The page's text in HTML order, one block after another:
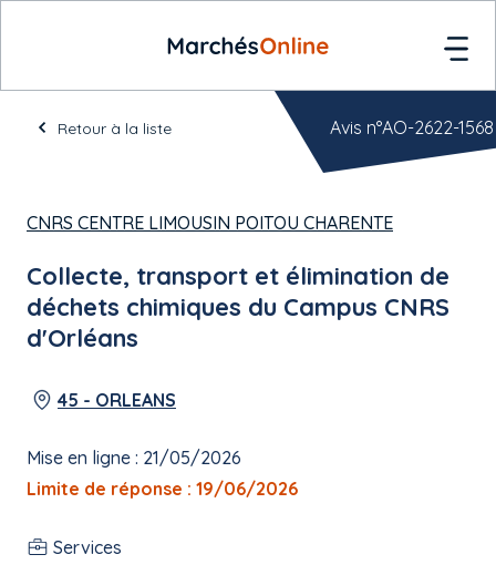
Retour à la liste
CNRS CENTRE LIMOUSIN POITOU CHARENTE
Collecte, transport et élimination de
déchets chimiques du Campus CNRS
d'Orléans
45 - ORLEANS
Mise en ligne : 21/05/2026
Limite de réponse : 19/06/2026
Services
Avis n°AO-2622-1568